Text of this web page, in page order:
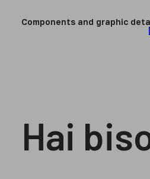
Components and graphic
Hai